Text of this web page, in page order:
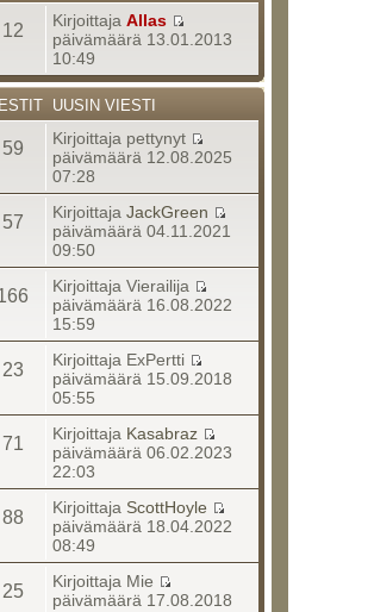
12 Kirjoittaja Allas
päivämäärä 13.01.2013
10:49
UUSIN VIESTI
59
Kirjoittaja pettynyt
päivämäärä 12.08.2025
07:28
57 Kirjoittaja JackGreen
päivämäärä 04.11.2021
09:50
Kirjoittaja Vierailija
päivämäärä 16.08.2022
15:59
23
Kirjoittaja ExPertti
päivämäärä 15.09.2018
05:55
71 Kirjoittaja Kasabraz
päivämäärä 06.02.2023
22:03
88 Kirjoittaja ScottHoyle
päivämäärä 18.04.2022
08:49
25
Kirjoittaja Mie
päivämäärä 17.08.2018